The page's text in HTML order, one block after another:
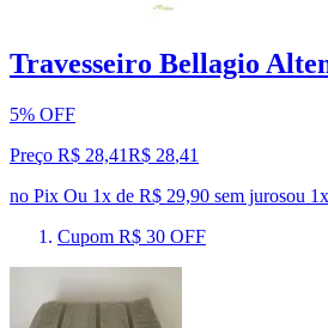
Travesseiro Bellagio
5% OFF
Preço R$ 28,41R$ 28,41
no Pix Ou 1x de R$ 29,90 sem jurosou 1
Cupom R$ 30 OFF